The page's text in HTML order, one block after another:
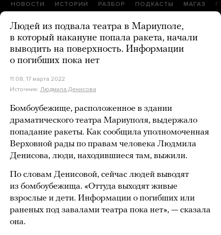
НОВОСТИ ИСТОРИИ РАЗБОР ПОДКАСТЫ МАГАЗ
Людей из подвала театра в Мариуполе,
в который накануне попала ракета, начали
выводить на поверхность. Информации
о погибших пока нет
11:08, 17 марта 2022
Источник: Людмила Денисова
Бомбоубежище, расположенное в здании
драматического театра Мариуполя, выдержало
попадание ракеты. Как сообщила уполномоченная
Верховной рады по правам человека Людмила
Денисова, люди, находившиеся там, выжили.
По словам Денисовой, сейчас людей выводят
из бомбоубежища. «Оттуда выходят живые
взрослые и дети. Информации о погибших или
раненых под завалами театра пока нет», — сказала
она.